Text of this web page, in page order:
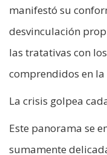
manifestó su
desvinculación
las tratativas con
comprendidos en
La crisis golpea
Este panorama se
sumamente